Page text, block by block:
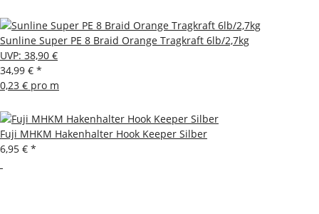
Sunline Super PE 8 Braid Orange Tragkraft 6lb/2,7kg
UVP: 38,90 €
34,99 € *
0,23 € pro m
Fuji MHKM Hakenhalter Hook Keeper Silber
6,95 € *